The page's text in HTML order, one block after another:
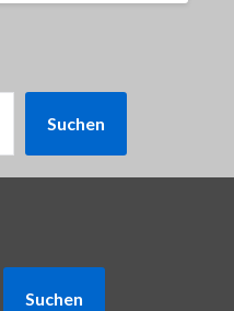
Suchen
Suchen